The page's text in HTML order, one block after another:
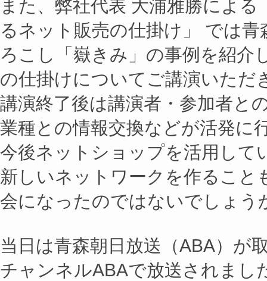
また、弊社代表 大浦雅勝によ
るネット販売の仕掛け」 では
ろこし「嶽きみ」の事例を紹介
の仕掛けについてご講演いただ
講演終了後は講演者・参加者と
業種との情報交換などが活発に
今後ネットショップを活用して
新しいネットワークを作ること
会になったのではないでしょう
当日は青森朝日放送（ABA）が
チャンネルABAで放送されまし